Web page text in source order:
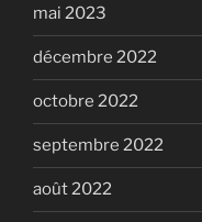
mai 2023
décembre 2022
octobre 2022
septembre 2022
août 2022